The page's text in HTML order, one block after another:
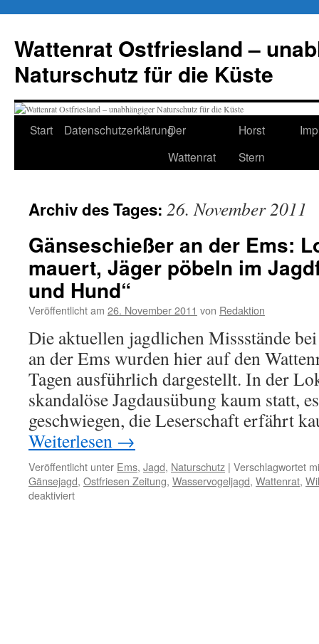
springen
Wattenrat Ostfriesland –
Naturschutz für die Küste
Start DatenschutzerklärungDer
Wattenrat
Horst
Stern
Archiv des Tages: 26. November 2011
Gänseschießer an der Ems:
mauert, Jäger pöbeln im
und Hund“
Veröffentlicht am 26. November 2011 von Redaktion
Die aktuellen jagdlichen Missstände
an der Ems wurden hier auf den
Tagen ausführlich dargestellt. In der
skandalöse Jagdausübung kaum statt,
geschwiegen, die Leserschaft erfährt
Weiterlesen →
Veröffentlicht unter Ems, Jagd, Naturschutz | Verschlagwortet
Gänsejagd, Ostfriesen Zeitung, Wasservogeljagd, Wattenrat,
deaktiviertfür